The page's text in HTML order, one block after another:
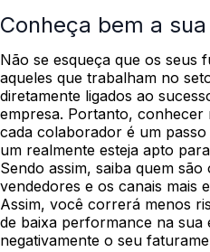
Conheça bem a
Não se esqueça que os seus
aqueles que trabalham no
diretamente ligados ao
empresa. Portanto, conhecer
cada colaborador é um
um realmente esteja apto
Sendo assim, saiba quem
vendedores e os canais mais
Assim, você correrá menos
de baixa performance na sua
negativamente o seu